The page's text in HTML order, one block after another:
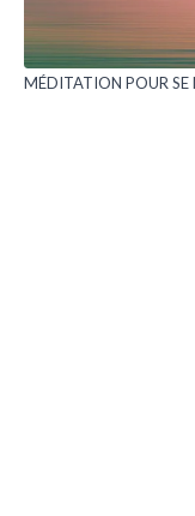
MÉDITATION POUR SE